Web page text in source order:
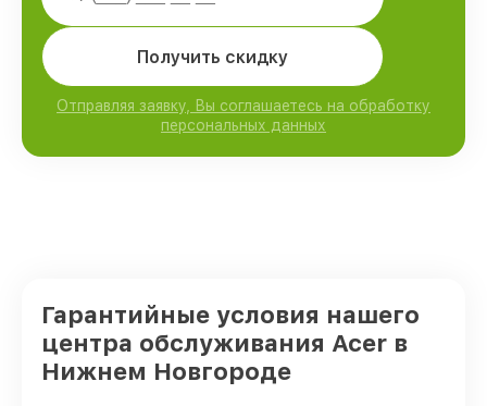
Получить скидку
Отправляя заявку, Вы соглашаетесь на обработку
персональных данных
Гарантийные условия нашего
центра обслуживания Acer в
Нижнем Новгороде